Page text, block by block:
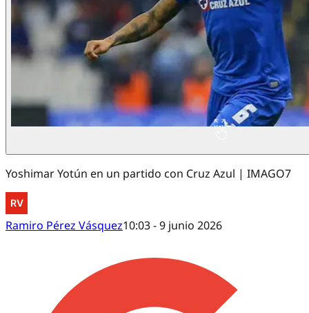
Yoshimar Yotún en un partido con Cruz Azul | IMAGO7
Ramiro Pérez Vásquez10:03 - 9 junio 2026